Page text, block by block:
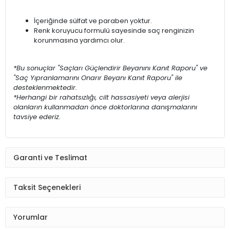
İçeriğinde sülfat ve paraben yoktur.
Renk koruyucu formulü sayesinde saç renginizin
korunmasına yardımcı olur.
*Bu sonuçlar "Saçları Güçlendirir Beyanını Kanıt Raporu" ve
"Saç Yıpranlamarını Onarır Beyanı Kanıt Raporu" ile
desteklenmektedir.
*Herhangi bir rahatsızlığı, cilt hassasiyeti veya alerjisi
olanların kullanmadan önce doktorlarına danışmalarını
tavsiye ederiz.
Garanti ve Teslimat
Taksit Seçenekleri
Yorumlar